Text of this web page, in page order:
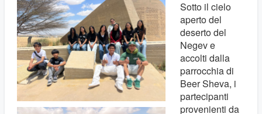
Sotto il cielo
aperto del
deserto del
Negev e
accolti dalla
parrocchia di
Beer Sheva, i
partecipanti
provenienti da